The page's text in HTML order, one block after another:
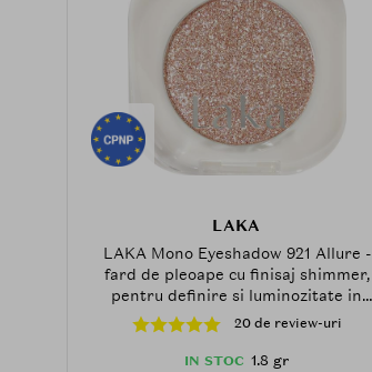
LAKA
LAKA Mono Eyeshadow 921 Allure -
fard de pleoape cu finisaj shimmer,
pentru definire si luminozitate in
machiajul ochilor - 1.8 gr
20 de review-uri
IN STOC 1.8 gr